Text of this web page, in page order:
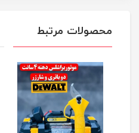
محصولات مرتبط